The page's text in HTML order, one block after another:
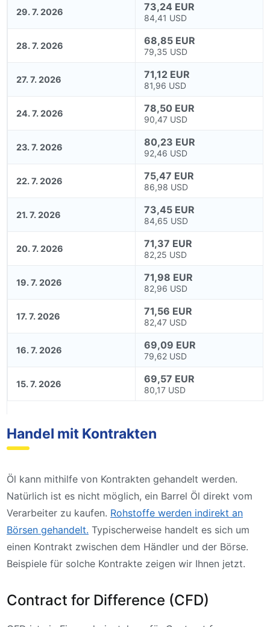
29. 7. 2026 73,24 EUR
84,41 USD
28. 7. 2026 68,85 EUR
79,35 USD
27. 7. 2026 71,12 EUR
81,96 USD
24. 7. 2026 78,50 EUR
90,47 USD
23. 7. 2026 80,23 EUR
92,46 USD
22. 7. 2026 75,47 EUR
86,98 USD
21. 7. 2026 73,45 EUR
84,65 USD
20. 7. 2026 71,37 EUR
82,25 USD
19. 7. 2026 71,98 EUR
82,96 USD
17. 7. 2026 71,56 EUR
82,47 USD
16. 7. 2026 69,09 EUR
79,62 USD
15. 7. 2026 69,57 EUR
80,17 USD
Handel mit Kontrakten
Öl kann mithilfe von Kontrakten gehandelt werden.
Natürlich ist es nicht möglich, ein Barrel Öl direkt vom
Verarbeiter zu kaufen. Rohstoffe werden indirekt an
Börsen gehandelt. Typischerweise handelt es sich um
einen Kontrakt zwischen dem Händler und der Börse.
Beispiele für solche Kontrakte zeigen wir Ihnen jetzt.
Contract for Difference (CFD)